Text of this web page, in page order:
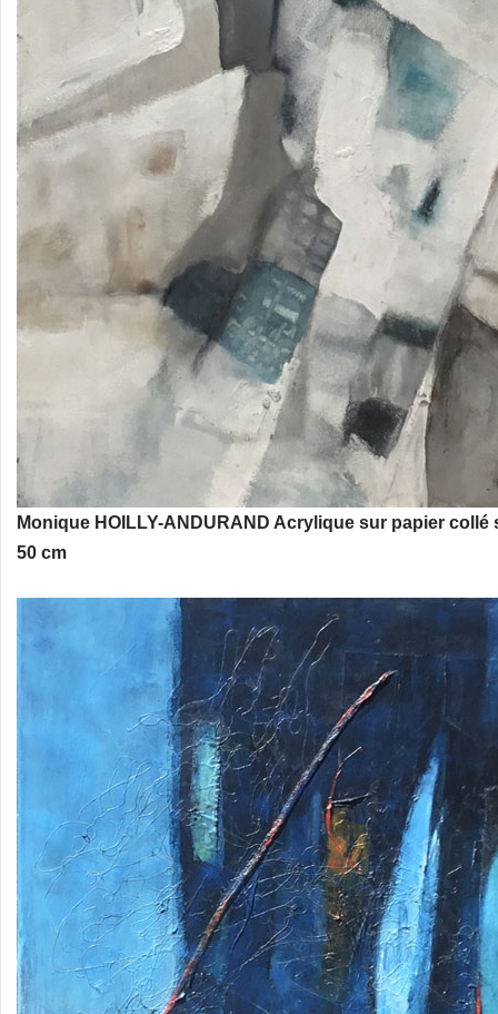
Monique HOILLY-ANDURAND Acrylique sur papier collé
50 cm